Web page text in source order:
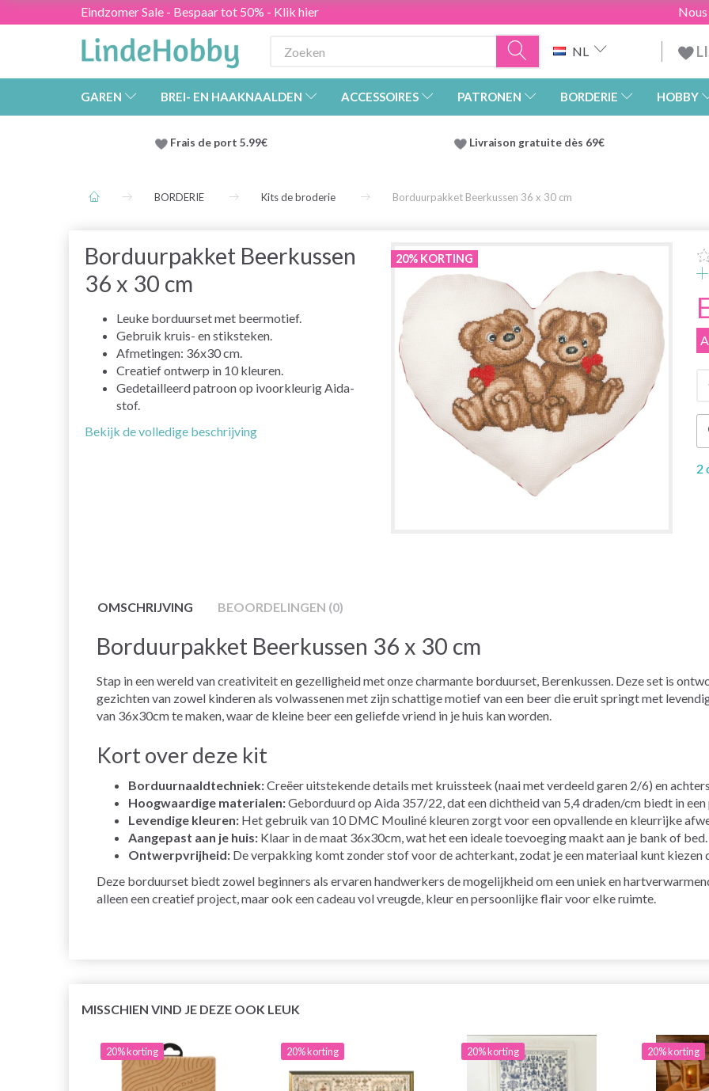
Eindzomer Sale - Bespaar tot 50% - Klik hier
NL
GAREN BREI- EN HAAKNAALDEN ACCESSOIRES PATRONEN BORDERIE HOBBY
Frais de port 5.99€ Livraison gratuite dès 69€
BORDERIE Kits de broderie Borduurpakket Beerkussen 36 x 30 cm
Borduurpakket Beerkussen
36 x 30 cm
Leuke borduurset met beermotief.
Gebruik kruis- en stiksteken.
Afmetingen: 36x30 cm.
Creatief ontwerp in 10 kleuren.
Gedetailleerd patroon op ivoorkleurig Aida-
stof.
Bekijk de volledige beschrijving
20% KORTING
2
OMSCHRIJVING BEOORDELINGEN (0)
Borduurpakket Beerkussen 36 x 30 cm
Stap in een wereld van creativiteit en gezelligheid met onze charmante borduurset, Berenkussen. Deze set is
gezichten van zowel kinderen als volwassenen met zijn schattige motief van een beer die eruit springt met
van 36x30cm te maken, waar de kleine beer een geliefde vriend in je huis kan worden.
Kort over deze kit
Borduurnaaldtechniek:Creëer uitstekende details met kruissteek (naai met verdeeld garen 2/6) en
Hoogwaardige materialen:Geborduurd op Aida 357/22, dat een dichtheid van 5,4 draden/cm biedt in
Levendige kleuren: Het gebruik van 10 DMC Mouliné kleuren zorgt voor een opvallende en kleurrijke
Aangepast aan je huis: Klaar in de maat 36x30cm, wat het een ideale toevoeging maakt aan je bank of bed.
Ontwerpvrijheid: De verpakking komt zonder stof voor de achterkant, zodat je een materiaal kunt
Deze borduurset biedt zowel beginners als ervaren handwerkers de mogelijkheid om een uniek en
alleen een creatief project, maar ook een cadeau vol vreugde, kleur en persoonlijke flair voor elke ruimte.
MISSCHIEN VIND JE DEZE OOK LEUK
20% korting 20% korting 20% korting 20% korting